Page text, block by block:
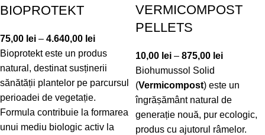
BIOPROTEKT
75,00 lei – 4.640,00 lei
Bioprotekt este un produs
natural, destinat susținerii
sănătății plantelor pe parcursul
perioadei de vegetație.
Formula contribuie la formarea
unui mediu biologic activ la
VERMICOMPOST
PELLETS
10,00 lei – 875,00 lei
Biohumussol Solid
(Vermicompost) este un
îngrășământ natural de
generație nouă, pur ecologic,
produs cu ajutorul râmelor.